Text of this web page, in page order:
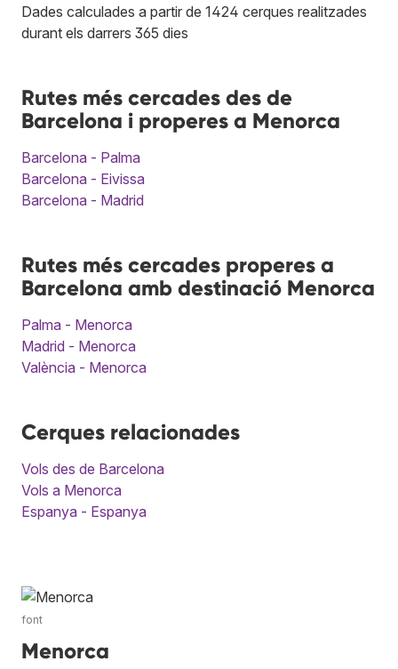
Dades calculades a partir de 1424 cerques realitzades
durant els darrers 365 dies
Rutes més cercades des de
Barcelona i properes a Menorca
Barcelona - Palma
Barcelona - Eivissa
Barcelona - Madrid
Rutes més cercades properes a
Barcelona amb destinació Menorca
Palma - Menorca
Madrid - Menorca
València - Menorca
Cerques relacionades
Vols des de Barcelona
Vols a Menorca
Espanya - Espanya
font
Menorca